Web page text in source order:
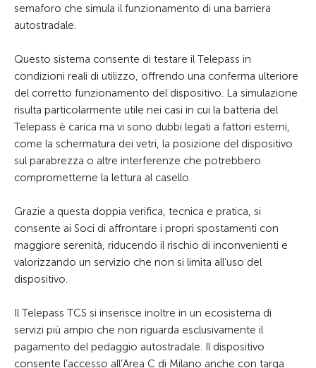
semaforo che simula il funzionamento di una barriera
autostradale.
Questo sistema consente di testare il Telepass in
condizioni reali di utilizzo, offrendo una conferma ulteriore
del corretto funzionamento del dispositivo. La simulazione
risulta particolarmente utile nei casi in cui la batteria del
Telepass è carica ma vi sono dubbi legati a fattori esterni,
come la schermatura dei vetri, la posizione del dispositivo
sul parabrezza o altre interferenze che potrebbero
comprometterne la lettura al casello.
Grazie a questa doppia verifica, tecnica e pratica, si
consente ai Soci di affrontare i propri spostamenti con
maggiore serenità, riducendo il rischio di inconvenienti e
valorizzando un servizio che non si limita all’uso del
dispositivo.
Il Telepass TCS si inserisce inoltre in un ecosistema di
servizi più ampio che non riguarda esclusivamente il
pagamento del pedaggio autostradale. Il dispositivo
consente l’accesso all’Area C di Milano anche con targa